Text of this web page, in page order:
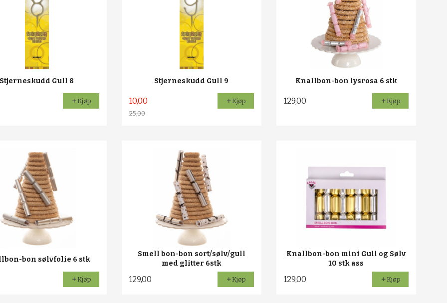
Stjerneskudd Gull 8
Kjøp
Stjerneskudd Gull 9
10,00
25,00
Kjøp
Knallbon-bon lysrosa 6 stk
129,00 Kjøp
bon sølvfolie 6 stk
Kjøp
Smell bon-bon sort/sølv/gull
med glitter 6stk
129,00 Kjøp
Knallbon-bon mini Gull og Sølv
10 stk ass
129,00 Kjøp